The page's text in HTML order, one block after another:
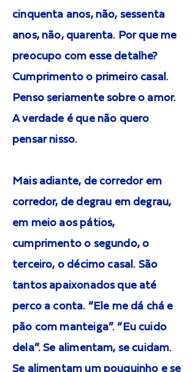
cinquenta anos, não, sessenta
anos, não, quarenta. Por que me
preocupo com esse detalhe?
Cumprimento o primeiro casal.
Penso seriamente sobre o amor.
A verdade é que não quero
pensar nisso.
Mais adiante, de corredor em
corredor, de degrau em degrau,
em meio aos pátios,
cumprimento o segundo, o
terceiro, o décimo casal. São
tantos apaixonados que até
perco a conta. “Ele me dá chá e
pão com manteiga”. “Eu cuido
dela”. Se alimentam, se cuidam.
Se alimentam um pouquinho e se